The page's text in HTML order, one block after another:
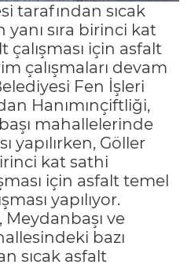
tarafından sıcak
yanı sıra birinci kat
için asfalt
çalışmaları devam
Fen İşleri
Hanımınçiftliği,
mahallelerinde
yapılırken, Göller
kat sathi
için asfalt temel
yapılıyor.
Meydanbaşı ve
bazı
sıcak asfalt